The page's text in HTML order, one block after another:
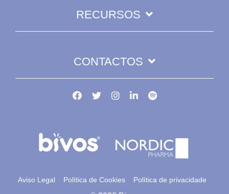
RECURSOS
CONTACTOS
Aviso Legal Política de Cookies Política de privacidade